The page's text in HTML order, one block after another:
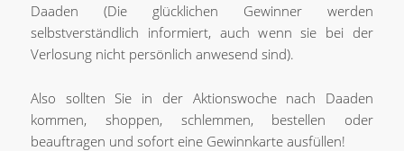
Daaden (Die glücklichen Gewinner werden
selbstverständlich informiert, auch wenn sie bei der
Verlosung nicht persönlich anwesend sind).
Also sollten Sie in der Aktionswoche nach Daaden
kommen, shoppen, schlemmen, bestellen oder
beauftragen und sofort eine Gewinnkarte ausfüllen!